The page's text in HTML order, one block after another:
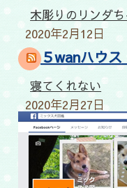
木彫りのリンダ
2020年2月12日
５wanハウ
寝てくれない
2020年2月27日